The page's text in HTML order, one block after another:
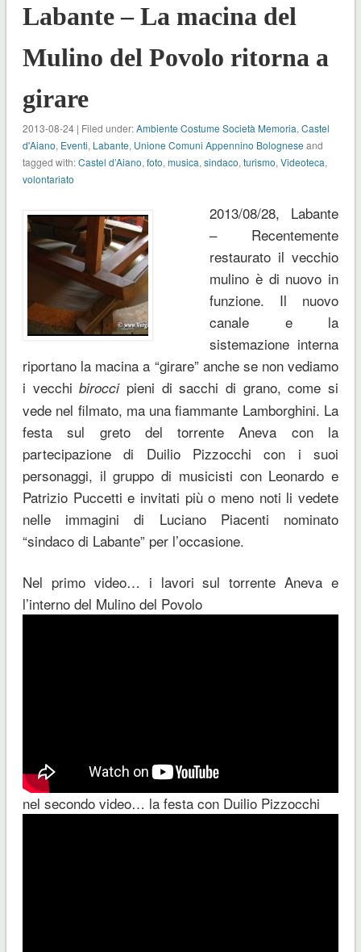
Labante – La macina del
Mulino del Povolo ritorna a
girare
2013-08-24 | Filed under:Ambiente Costume Società Memoria, Castel
d'Aiano, Eventi, Labante, Unione Comuni Appennino Bolognese and
tagged with:Castel d’Aiano, foto, musica, sindaco, turismo, Videoteca,
volontariato
2013/08/28, Labante
– Recentemente
restaurato il vecchio
mulino è di nuovo in
funzione. Il nuovo
canale e la
sistemazione interna
riportano la macina a “girare” anche se non vediamo
i vecchibiroccipieni di sacchi di grano, come si
vede nel filmato, ma una fiammante Lamborghini. La
festa sul greto del torrente Aneva con la
partecipazione di Duilio Pizzocchi con i suoi
personaggi, il gruppo di musicisti con Leonardo e
Patrizio Puccetti e invitati più o meno noti li vedete
nelle immagini di Luciano Piacenti nominato
“sindaco di Labante” per l’occasione.
Nel primo video… i lavori sul torrente Aneva e
l’interno del Mulino del Povolo
nel secondo video… la festa con Duilio Pizzocchi